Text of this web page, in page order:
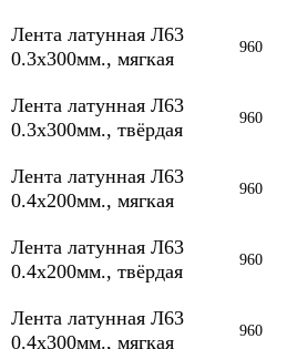
Лента латунная Л63
0.3х300мм., мягкая
960
Лента латунная Л63
0.3х300мм., твёрдая
960
Лента латунная Л63
0.4х200мм., мягкая
960
Лента латунная Л63
0.4х200мм., твёрдая
960
Лента латунная Л63
0.4х300мм., мягкая
960